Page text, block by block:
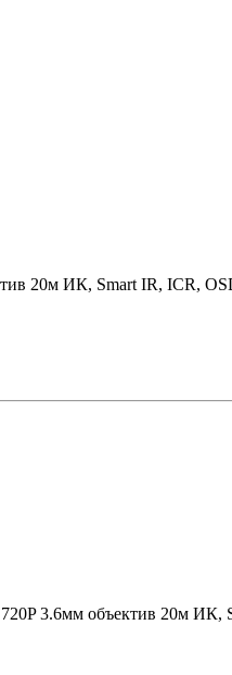
20м ИК, Smart IR, ICR,
3.6мм объектив 20м